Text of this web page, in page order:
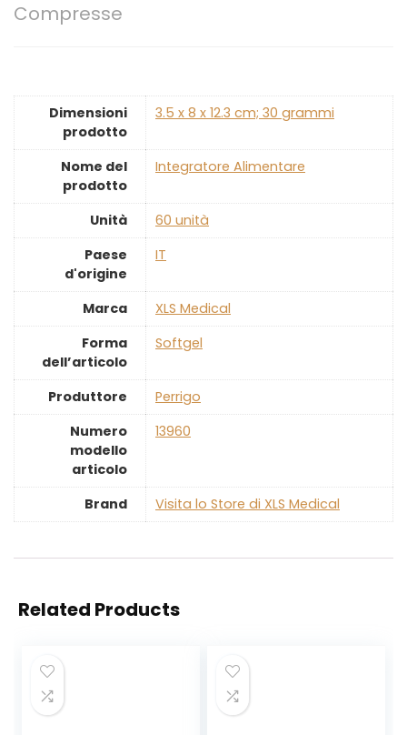
Compresse
Dimensioni
prodotto
‎3.5 x 8 x 12.3 cm; 30 grammi
Nome del
prodotto
‎Integratore Alimentare
Unità
‎60 unità
Paese
d'origine
‎IT
Marca
‎XLS Medical
Forma
dell’articolo
‎Softgel
Produttore
‎Perrigo
Numero
modello
articolo
‎13960
Brand Visita lo Store di XLS Medical
Related Products